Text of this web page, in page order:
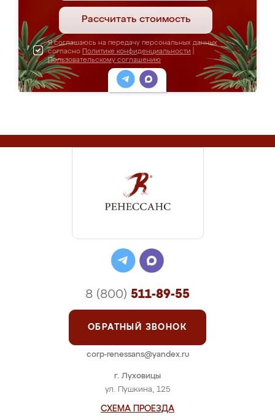
Рассчитать стоимость
Я соглашаюсь на передачу персональных данных
согласно Политике конфиденциальности
Пользовательскому соглашению
г. Луховицы
ул. Пушкина, 125
СХЕМА ПРОЕЗДА
8 (800) 511-89-55
ОБРАТНЫЙ ЗВОНОК
corp-renessans@yandex.ru